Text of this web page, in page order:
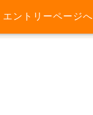
エントリーページへ